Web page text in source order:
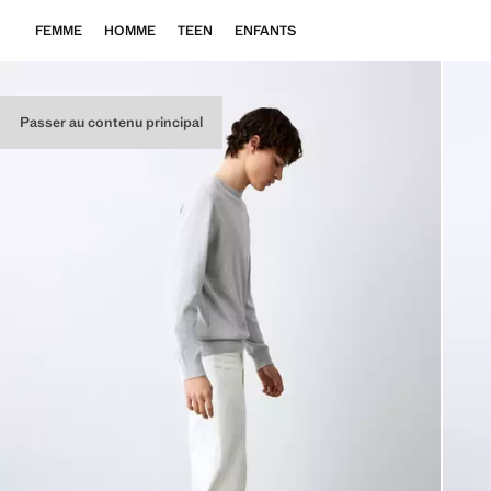
Passer au contenu principal
FEMME HOMME TEEN ENFANTS